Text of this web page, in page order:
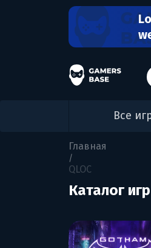
Все
Главная
/
QLOC
Каталог